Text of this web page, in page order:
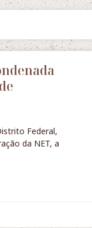
Federal,
da NET, a